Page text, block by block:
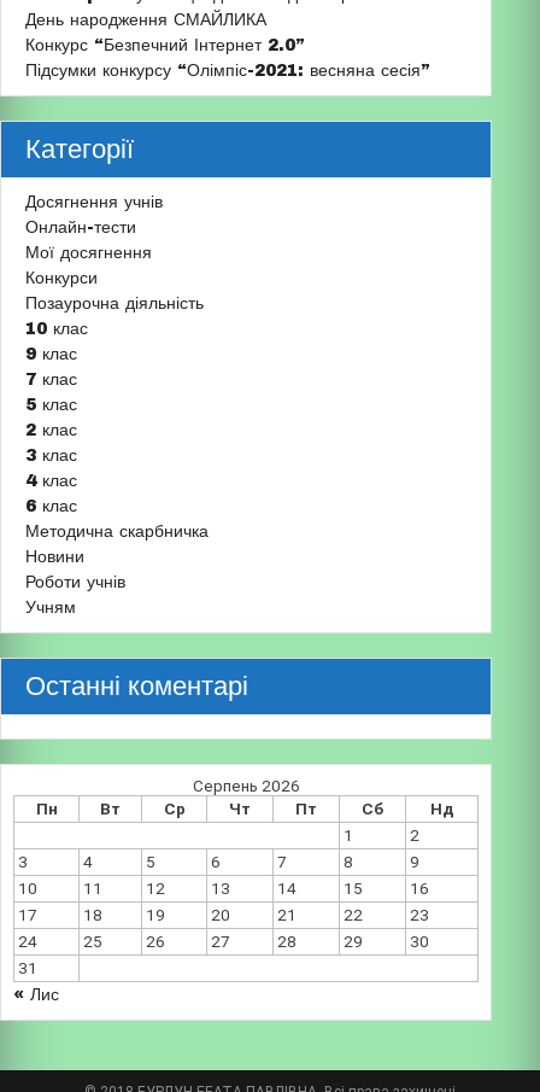
День народження СМАЙЛИКА
Конкурс “Безпечний Інтернет 2.0”
Підсумки конкурсу “Олімпіс-2021: весняна сесія”
Категорії
Досягнення учнів
Онлайн-тести
Мої досягнення
Конкурси
Позаурочна діяльність
10 клас
9 клас
7 клас
5 клас
2 клас
3 клас
4 клас
6 клас
Методична скарбничка
Новини
Роботи учнів
Учням
Останні коментарі
Серпень 2026
Пн
Вт Ср Чт Пт Сб
Нд
1
2
3
4 5 6 7 8
9
10
11 12 13 14 15
16
17
18 19 20 21 22
23
24
25 26 27 28 29
30
31
« Лис